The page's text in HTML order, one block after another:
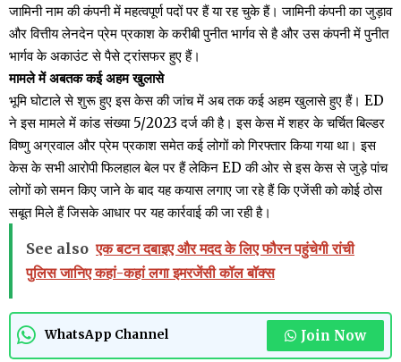
जामिनी नाम की कंपनी में महत्वपूर्ण पदों पर हैं या रह चुके हैं। जामिनी कंपनी का जुड़ाव
और वित्तीय लेनदेन प्रेम प्रकाश के करीबी पुनीत भार्गव से है और उस कंपनी में पुनीत
भार्गव के अकाउंट से पैसे ट्रांसफर हुए हैं।
मामले में अबतक कई अहम खुलासे
भूमि घोटाले से शुरू हुए इस केस की जांच में अब तक कई अहम खुलासे हुए हैं। ED
ने इस मामले में कांड संख्या 5/2023 दर्ज की है। इस केस में शहर के चर्चित बिल्डर
विष्णु अग्रवाल और प्रेम प्रकाश समेत कई लोगों को गिरफ्तार किया गया था। इस
केस के सभी आरोपी फिलहाल बेल पर हैं लेकिन ED की ओर से इस केस से जुड़े पांच
लोगों को समन किए जाने के बाद यह कयास लगाए जा रहे हैं कि एजेंसी को कोई ठोस
सबूत मिले हैं जिसके आधार पर यह कार्रवाई की जा रही है।
See also एक बटन दबाइए और मदद के लिए फौरन पहुंचेगी रांची
पुलिस जानिए कहां-कहां लगा इमरजेंसी कॉल बॉक्स
WhatsApp Channel Join Now